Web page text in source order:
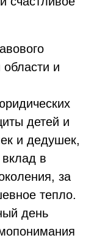
и
детей и
и дедушек,
вклад в
за
тепло.
день